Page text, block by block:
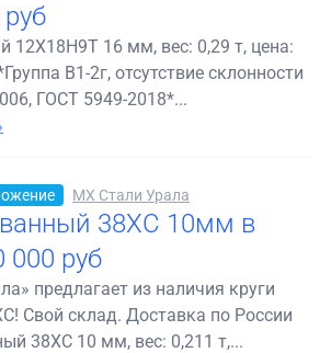
12Х18Н9Т 16 мм, вес: 0,29 т, цена:
В1-2г, отсутствие склонности
ГОСТ 5949-2018*...
МХ Стали Урала
38ХС 10мм в
000 руб
предлагает из наличия круги
Свой склад. Доставка по России
38ХС 10 мм, вес: 0,211 т,...